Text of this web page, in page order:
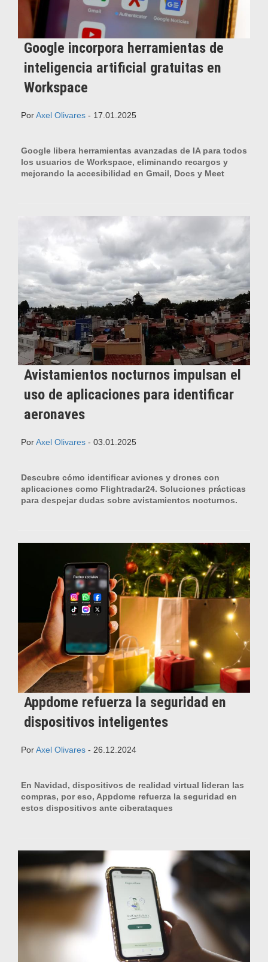
Google incorpora herramientas de
inteligencia artificial gratuitas en
Workspace
PorAxel Olivares - 17.01.2025
Google libera herramientas avanzadas de IA para todos
los usuarios de Workspace, eliminando recargos y
mejorando la accesibilidad en Gmail, Docs y Meet
Avistamientos nocturnos impulsan el
uso de aplicaciones para identificar
aeronaves
PorAxel Olivares - 03.01.2025
Descubre cómo identificar aviones y drones con
aplicaciones como Flightradar24. Soluciones prácticas
para despejar dudas sobre avistamientos nocturnos.
Appdome refuerza la seguridad en
dispositivos inteligentes
PorAxel Olivares - 26.12.2024
En Navidad, dispositivos de realidad virtual lideran las
compras, por eso, Appdome refuerza la seguridad en
estos dispositivos ante ciberataques